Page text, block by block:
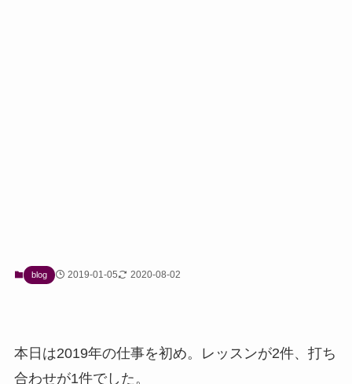
blog 2019-01-05 2020-08-02
本日は2019年の仕事を初め。レッスンが2件、打ち
合わせが1件でした。